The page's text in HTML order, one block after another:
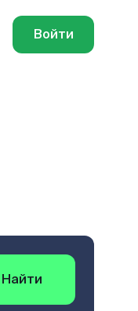
Войти
Найти